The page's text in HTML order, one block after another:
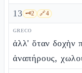
13 🗝️2 🔗4
GRECO
ἀλλ' ὅταν δοχὴν
ἀναπήρους,